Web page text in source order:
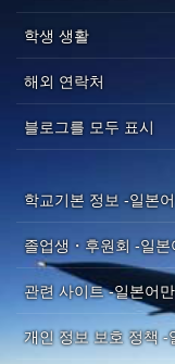
학생 생활
해외 연락처
블로그를 모두 표시
학교기본 정보 -일본
졸업생・후원회 -일본
관련 사이트 -일본어
개인 정보 보호 정책 -